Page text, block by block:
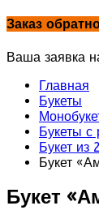
Заказ
Ваша заявка
Главная
Букеты
Букеты с
Букет из
Букет
Букет